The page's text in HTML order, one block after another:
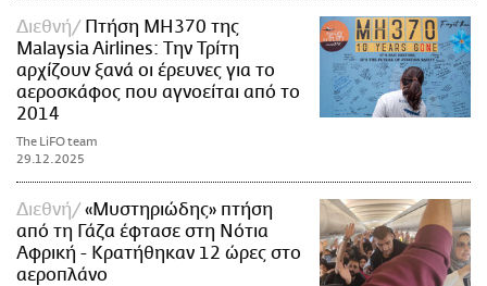
Διεθνή
Πτήση MH370 της
Malaysia Airlines: Την Τρίτη
αρχίζουν ξανά οι έρευνες για το
αεροσκάφος που αγνοείται από το
2014
The LiFO team
29.12.2025
Διεθνή
«Μυστηριώδης» πτήση
από τη Γάζα έφτασε στη Νότια
Αφρική - Κρατήθηκαν 12 ώρες στο
αεροπλάνο